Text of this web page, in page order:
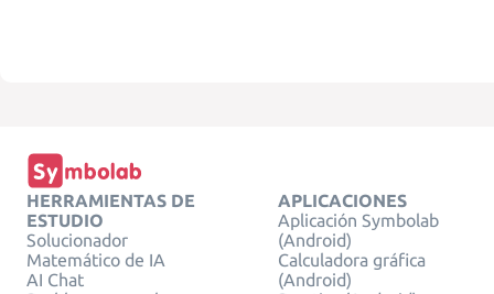
HERRAMIENTAS DE
ESTUDIO
Solucionador
Matemático de IA
AI Chat
APLICACIONES
Aplicación Symbolab
(Android)
Calculadora gráfica
(Android)